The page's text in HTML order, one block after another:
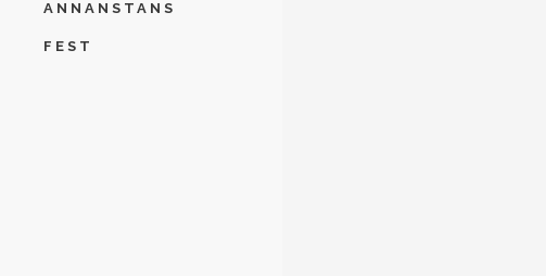
ANNANSTANS
FEST